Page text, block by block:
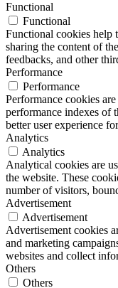
Functional
Functional
Functional cookies help
sharing the content of
feedbacks, and other
Performance
Performance
Performance cookies
performance indexes of
better user experience
Analytics
Analytics
Analytical cookies are
the website. These
number of visitors,
Advertisement
Advertisement
Advertisement cookies
and marketing
websites and collect
Others
Others